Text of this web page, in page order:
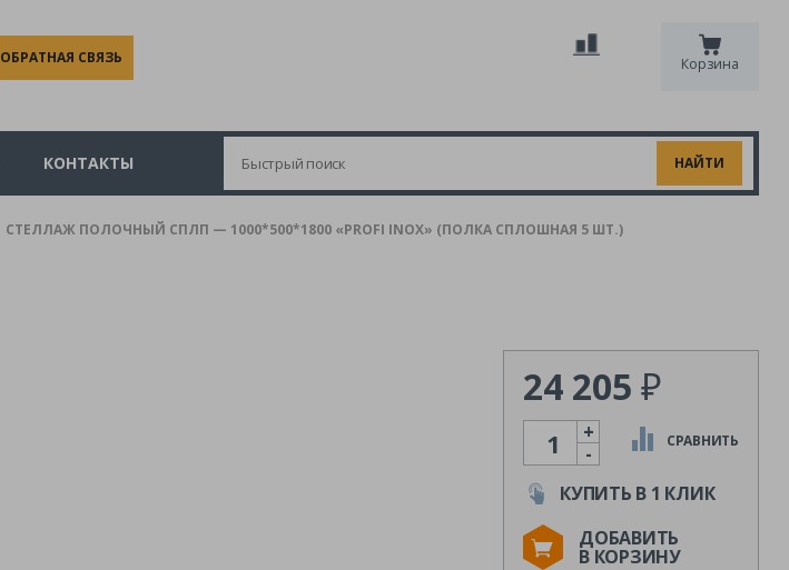
ОБРАТНАЯ СВЯЗЬ Корзина
КОНТАКТЫ
СТЕЛЛАЖ ПОЛОЧНЫЙ СПЛП — 1000*500*1800 «PROFI INOX» (ПОЛКА СПЛОШНАЯ 5 ШТ.)
24 205 ₽
Количество
-
+ СРАВНИТЬ
КУПИТЬ В 1 КЛИК
ДОБАВИТЬ
В КОРЗИНУ